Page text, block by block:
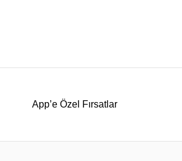
App’e Özel Fırsatlar